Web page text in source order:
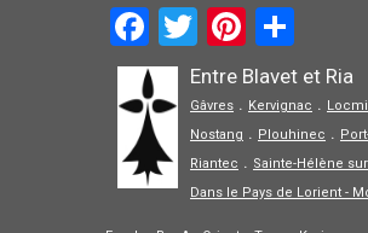
FacebookTwitter Pinterest
Entre Blavet et Ria
Gâvres . Kervignac .
Nostang . Plouhinec .
Riantec . Sainte-Hélène
Dans le Pays de Lorient -